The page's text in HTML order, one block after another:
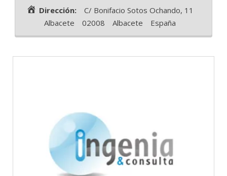
Dirección:
C/ Bonifacio Sotos Ochando, 11
Albacete
02008 Albacete España